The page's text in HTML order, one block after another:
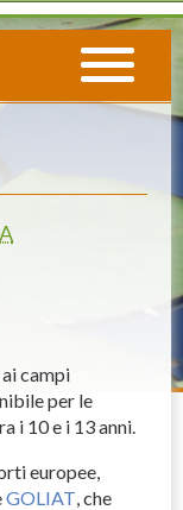
campi
per le
i 10 e i 13 anni.
europee,
GOLIAT , che